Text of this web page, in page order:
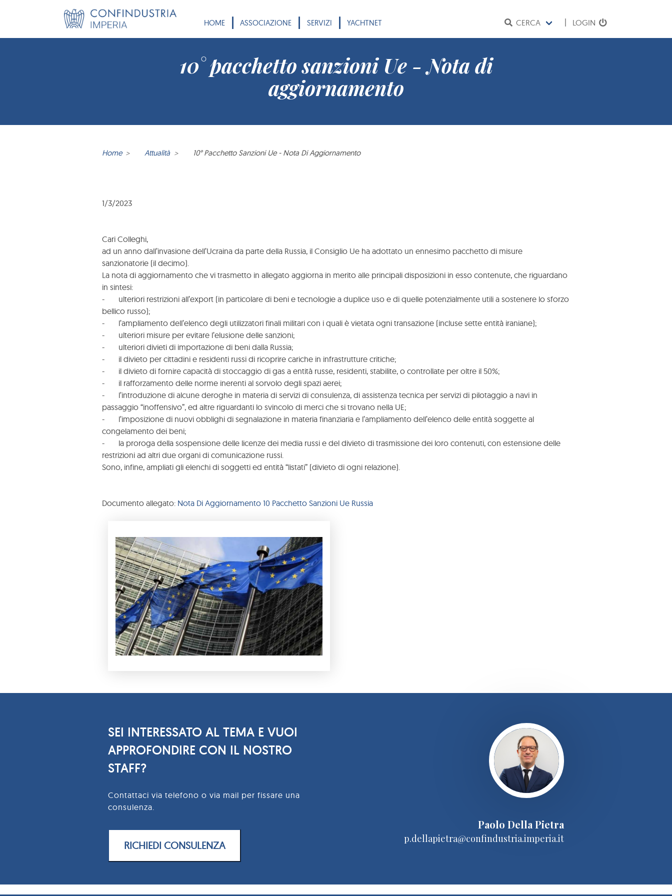
CERCA LOGIN
HOME | ASSOCIAZIONE | SERVIZI | YACHTNET
10° pacchetto sanzioni Ue - Nota di
aggiornamento
Home Attualità 10° Pacchetto Sanzioni Ue - Nota Di Aggiornamento
1/3/2023
Cari Colleghi,
ad un anno dall’invasione dell’Ucraina da parte della Russia, il Consiglio Ue ha adottato un ennesimo pacchetto di misure
sanzionatorie (il decimo).
La nota di aggiornamento che vi trasmetto in allegato aggiorna in merito alle principali disposizioni in esso contenute, che riguardano
in sintesi:
- ulteriori restrizioni all’export (in particolare di beni e tecnologie a duplice uso e di quelle potenzialmente utili a sostenere lo sforzo
bellico russo);
- l’ampliamento dell’elenco degli utilizzatori finali militari con i quali è vietata ogni transazione (incluse sette entità iraniane);
- ulteriori misure per evitare l’elusione delle sanzioni;
- ulteriori divieti di importazione di beni dalla Russia;
- il divieto per cittadini e residenti russi di ricoprire cariche in infrastrutture critiche;
- il divieto di fornire capacità di stoccaggio di gas a entità russe, residenti, stabilite, o controllate per oltre il 50%;
- il rafforzamento delle norme inerenti al sorvolo degli spazi aerei;
- l’introduzione di alcune deroghe in materia di servizi di consulenza, di assistenza tecnica per servizi di pilotaggio a navi in
passaggio “inoffensivo”, ed altre riguardanti lo svincolo di merci che si trovano nella UE;
- l’imposizione di nuovi obblighi di segnalazione in materia finanziaria e l’ampliamento dell’elenco delle entità soggette al
congelamento dei beni;
- la proroga della sospensione delle licenze dei media russi e del divieto di trasmissione dei loro contenuti, con estensione delle
restrizioni ad altri due organi di comunicazione russi.
Sono, infine, ampliati gli elenchi di soggetti ed entità “listati” (divieto di ogni relazione).
Documento allegato: Nota Di Aggiornamento 10 Pacchetto Sanzioni Ue Russia
SEI INTERESSATO AL TEMA E VUOI
APPROFONDIRE CON IL NOSTRO
STAFF?
Contattaci via telefono o via mail per fissare una
consulenza.
RICHIEDI CONSULENZA
Paolo Della Pietra
p.dellapietra@confindustria.imperia.it